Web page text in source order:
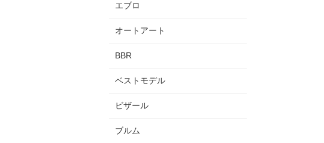
エブロ
オートアート
BBR
ベストモデル
ビザール
ブルム